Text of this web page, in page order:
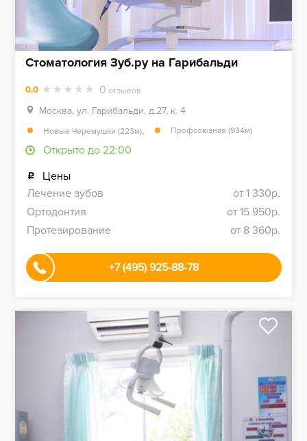
Стоматология Зуб.ру на Гарибальди
0.0 0 отзывов
Москва, ул. Гарибальди, д.27, к. 4
Новые Черемушки (223м), Профсоюзная (934м)
Открыто до 22:00
Цены
Лечение зубов
от 1 330р.
Ортодонтия
от 15 950р.
Протезирование
от 8 360р.
+7 (495) 925-88-78